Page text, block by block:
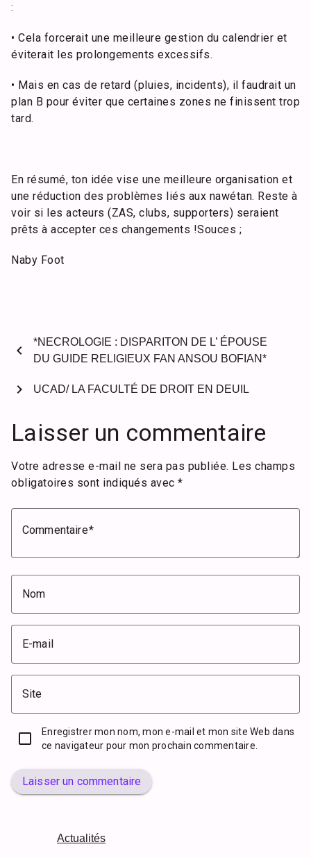
:
• Cela forcerait une meilleure gestion du calendrier et
éviterait les prolongements excessifs.
• Mais en cas de retard (pluies, incidents), il faudrait un
plan B pour éviter que certaines zones ne finissent trop
tard.
En résumé, ton idée vise une meilleure organisation et
une réduction des problèmes liés aux nawétan. Reste à
voir si les acteurs (ZAS, clubs, supporters) seraient
prêts à accepter ces changements !Souces ;
Naby Foot
chevron_left
*NECROLOGIE : DISPARITON DE L’ ÉPOUSE
DU GUIDE RELIGIEUX FAN ANSOU BOFIAN*
UCAD/ LA FACULTÉ DE DROIT EN DEUIL
chevron_right
Laisser un commentaire
Votre adresse e-mail ne sera pas publiée. Les champs
obligatoires sont indiqués avec *
Commentaire
Nom
E-mail
Site
Enregistrer mon nom, mon e-mail et mon site Web dans
ce navigateur pour mon prochain commentaire.
Laisser un commentaire
Actualités